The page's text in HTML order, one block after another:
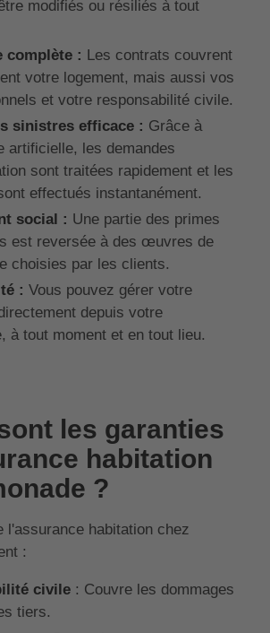
modifiés ou résiliés à tout
complète : Les contrats couvrent
votre logement, mais aussi vos
et votre responsabilité civile.
sinistres efficace : Grâce à
artificielle, les demandes
sont traitées rapidement et les
effectués instantanément.
social : Une partie des primes
est reversée à des œuvres de
choisies par les clients.
: Vous pouvez gérer votre
depuis votre
à tout moment et en tout lieu.
les garanties
habitation
?
l'assurance habitation chez
:
civile: Couvre les dommages
tiers.